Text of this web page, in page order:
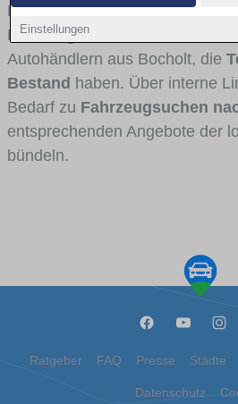
Einstellungen
Fahrertypen die Marke
Fahrzeuge stammen von
Autohändlern aus Bocholt, die
Bestand haben. Über interne
Bedarf zu Fahrzeugsuchen
entsprechenden Angebote der
bündeln.
Ratgeber FAQ Presse Städte
Datenschutz